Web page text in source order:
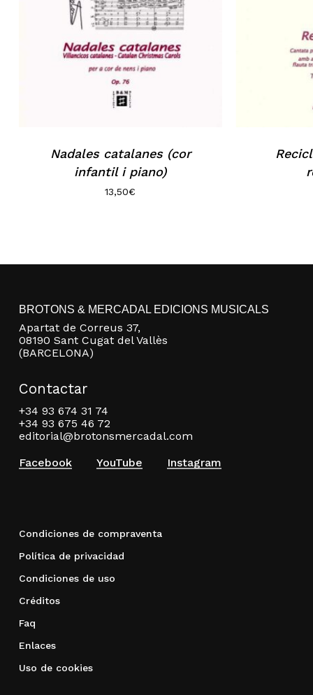
Nadales catalanes (cor
infantil i piano)
13,50€
BROTONS & MERCADAL EDICIONS MUSICALS
Apartat de Correus 37,
08190 Sant Cugat del Vallès
(BARCELONA)
Contactar
+34 93 674 31 74
+34 93 675 46 72
editorial@brotonsmercadal.com
Facebook
YouTube Instagram
Condiciones de compraventa
Política de privacidad
Condiciones de uso
Créditos
Faq
Enlaces
Uso de cookies